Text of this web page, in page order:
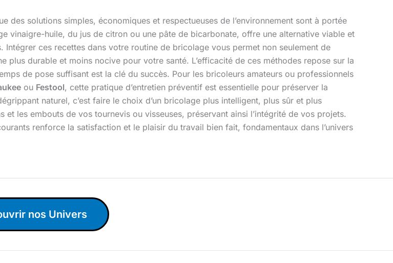
des solutions simples, économiques et respectueuses de l’environnement sont à portée
vinaigre-huile, du jus de citron ou une pâte de bicarbonate, offre une alternative viable et
ces recettes dans votre routine de bricolage vous permet non seulement de
plus durable et moins nocive pour votre santé. L’efficacité de ces méthodes repose sur la
de pose suffisant est la clé du succès. Pour les bricoleurs amateurs ou professionnels
ou Festool, cette pratique d’entretien préventif est essentielle pour préserver la
naturel, c’est faire le choix d’un bricolage plus intelligent, plus sûr et plus
les embouts de vos tournevis ou visseuses, préservant ainsi l’intégrité de vos projets.
renforce la satisfaction et le plaisir du travail bien fait, fondamentaux dans l’univers
nos Univers